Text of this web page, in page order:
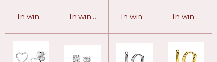
In winkelwagenIn winkelwagenIn winkelwagen
In